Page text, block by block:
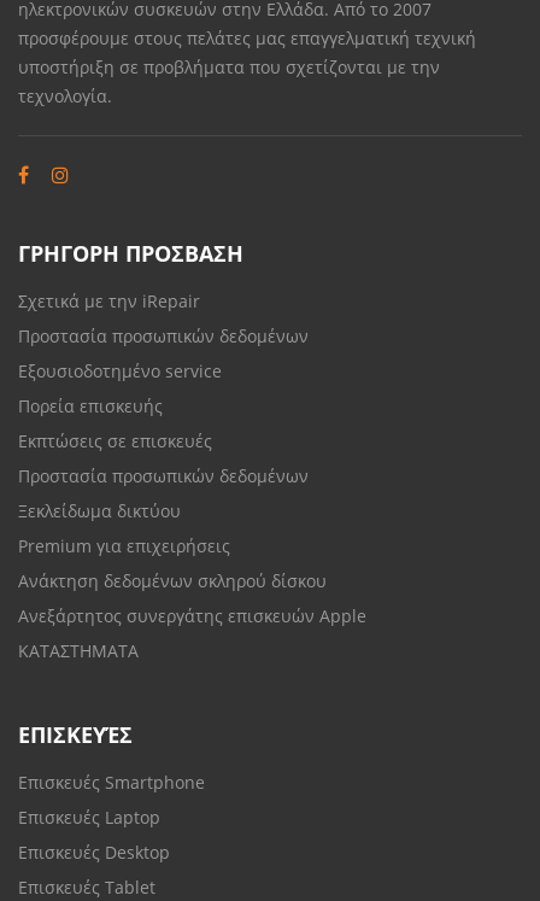
ηλεκτρονικών συσκευών στην Ελλάδα. Από το 2007
προσφέρουμε στους πελάτες μας επαγγελματική τεχνική
υποστήριξη σε προβλήματα που σχετίζονται με την
τεχνολογία.
ΓΡΗΓΟΡΗ ΠΡΟΣΒΑΣΗ
Σχετικά με την iRepair
Προστασία προσωπικών δεδομένων
Εξουσιοδοτημένο service
Πορεία επισκευής
Εκπτώσεις σε επισκευές
Προστασία προσωπικών δεδομένων
Ξεκλείδωμα δικτύου
Premium για επιχειρήσεις
Ανάκτηση δεδομένων σκληρού δίσκου
Ανεξάρτητος συνεργάτης επισκευών Apple
ΚΑΤΑΣΤΗΜΑΤΑ
ΕΠΙΣΚΕΥΈΣ
Επισκευές Smartphone
Επισκευές Laptop
Επισκευές Desktop
Επισκευές Tablet